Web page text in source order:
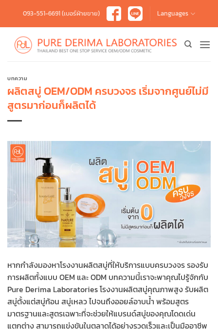
content
093-551-6691 (เบอร์ฝ่ายขาย) Languages
บทความ
ผลิตสบู่ OEM/ODM ครบวงจร เริ่มจากศูนย์ไม่มี
สูตรมาก่อนก็ผลิตได้
หากกำลังมองหาโรงงานผลิตสบู่ที่ให้บริการแบบครบวงจร รองรับ
การผลิตทั้งแบบ OEM และ ODM บทความนี้เราจะพาคุณไปรู้จักกับ
Pure Derima Laboratories โรงงานผลิตสบู่คุณภาพสูง รับผลิต
สบู่ตั้งแต่สบู่ก้อน สบู่เหลว ไปจนถึงออยล์อาบน้ำ พร้อมสูตร
มาตรฐานและสูตรเฉพาะที่จะช่วยให้แบรนด์สบู่ของคุณโดดเด่น
แตกต่าง สามารถแข่งขันในตลาดได้อย่างรวดเร็วและเป็นมืออาชีพ